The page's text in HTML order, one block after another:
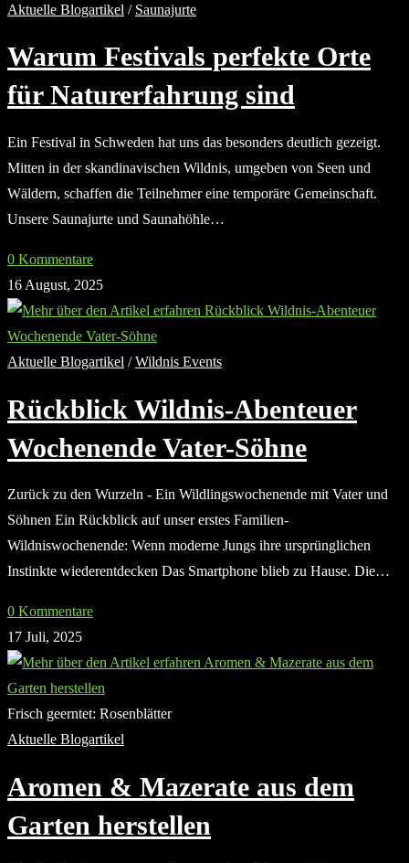
Aktuelle Blogartikel / Saunajurte
Warum Festivals perfekte Orte
für Naturerfahrung sind
Ein Festival in Schweden hat uns das besonders deutlich gezeigt.
Mitten in der skandinavischen Wildnis, umgeben von Seen und
Wäldern, schaffen die Teilnehmer eine temporäre Gemeinschaft.
Unsere Saunajurte und Saunahöhle…
0 Kommentare
16 August, 2025
Aktuelle Blogartikel /Wildnis Events
Rückblick Wildnis-Abenteuer
Wochenende Vater-Söhne
Zurück zu den Wurzeln - Ein Wildlingswochenende mit Vater und
Söhnen Ein Rückblick auf unser erstes Familien-
Wildniswochenende: Wenn moderne Jungs ihre ursprünglichen
Instinkte wiederentdecken Das Smartphone blieb zu Hause. Die…
0 Kommentare
17 Juli, 2025
Frisch geerntet: Rosenblätter
Aktuelle Blogartikel
Aromen & Mazerate aus dem
Garten herstellen